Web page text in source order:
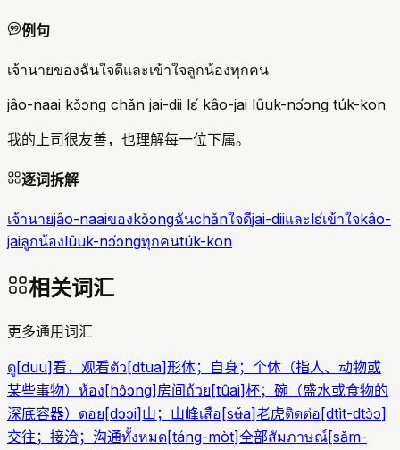
例句
เจ้านายของฉันใจดีและเข้าใจลูกน้องทุกคน
jâo-naai kɔ̌ɔng chǎn jai-dii lɛ́ kâo-jai lûuk-nɔ́ɔng túk-kon
我的上司很友善，也理解每一位下属。
逐词拆解
เจ้านายjâo-naaiของkɔ̌ɔngฉันchǎnใจดีjai-diiและlɛ́เข้าใจkâo-
jaiลูกน้องlûuk-nɔ́ɔngทุกคนtúk-kon
相关词汇
更多通用词汇
ดู[duu]看，观看ตัว [dtua]形体；自身；个体（指人、动物或
某些事物） ห้อง [hɔ̂ɔng] 房间ถ้วย [tûai]杯；碗（盛水或食物的
深底容器） ดอย [dɔɔi] 山；山峰เสือ [sʉ̌a]老虎ติดต่อ [dtìt-dtɔ̀ɔ]
交往；接洽；沟通ทั้งหมด[táng-mòt]全部สัมภาษณ์[sǎm-